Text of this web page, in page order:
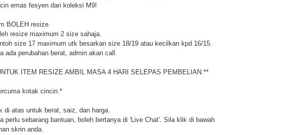
emas fesyen dari koleksi M9!
BOLEH resize.
resize maximum 2 size sahaja.
size 17 maximum utk besarkan size 18/19 atau kecilkan kpd 16/15.
ada perubahan berat, admin akan call.
ITEM RESIZE AMBIL MASA 4 HARI SELEPAS PEMBELIAN.**
kotak cincin.*
di atas untuk berat, saiz, dan harga.
perlu sebarang bantuan, boleh bertanya di 'Live Chat'. Sila klik di bawah
skrin anda.